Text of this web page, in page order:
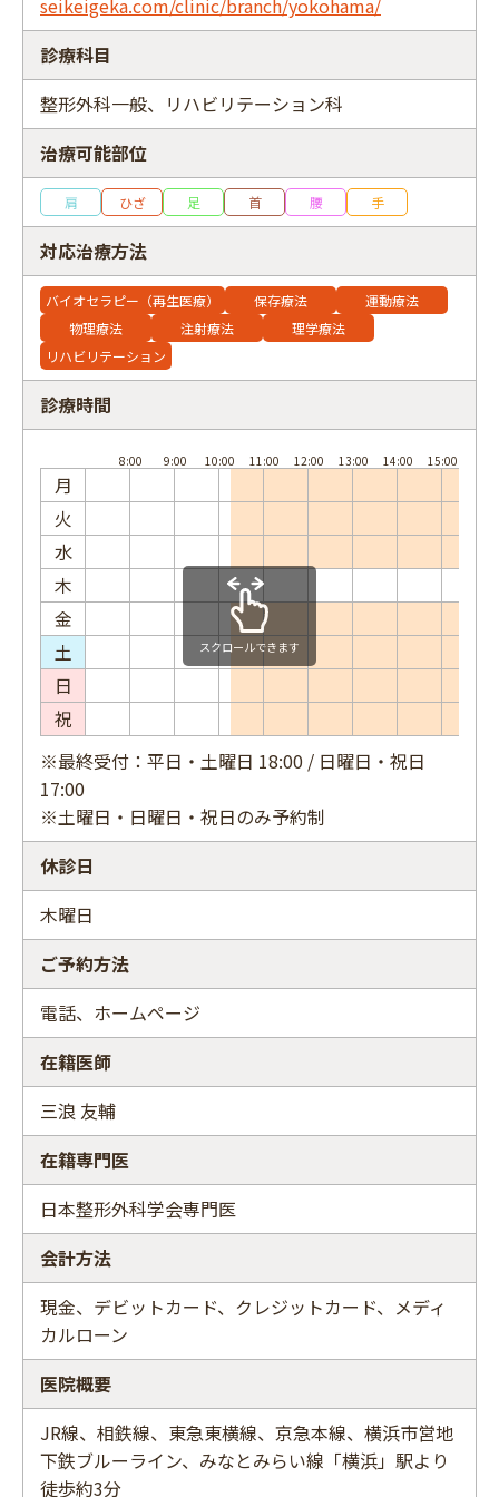
フリーワード
seikeigeka.com/clinic/branch/yokohama/
診療科目
整形外科一般、リハビリテーション科
治療可能部位
肩 ひざ 足 首 腰 手
対応治療方法
バイオセラピー（再生医療） 保存療法
運動療法
物理療法
注射療法
理学療法
リハビリテーション
診療時間
月
火
水
木
金
土
日
祝
スクロールできます
※最終受付：平日・土曜日 18:00 / 日曜日・祝日
17:00
※土曜日・日曜日・祝日のみ予約制
休診日
木曜日
ご予約方法
電話、ホームページ
在籍医師
三浪 友輔
在籍専門医
日本整形外科学会専門医
会計方法
現金、デビットカード、クレジットカード、メディ
カルローン
医院概要
JR線、相鉄線、東急東横線、京急本線、横浜市営地
下鉄ブルーライン、みなとみらい線「横浜」駅より
徒歩約3分